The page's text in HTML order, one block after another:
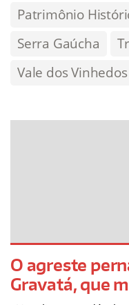
Patrimônio
Serra Gaúcha
Vale dos Vinhedos
O agreste
Gravatá, que